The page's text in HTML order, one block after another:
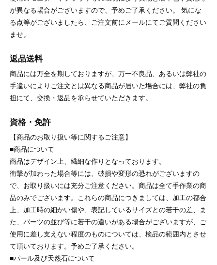
が異なる場合がございますので、予めご了承ください。 気にな
る点等がございましたら、ご注文前にメールにてご質問ください
ませ。
返品送料
商品には万全を期しておりますが、万一不良品、あるいは弊社の
手違いによりご注文とは異なる商品が届いた場合には、弊社の負
担にて、交換・返品を承らせていただきます。
資格・免許
【商品のお取り扱い等に関するご注意】
■商品について
商品はデザイン上、繊細な作りとなっております。
衝撃が加わった場合等には、破損や変形の恐れがございますの
で、お取り扱いには充分ご注意ください。商品は全て手作業の商
品のみでございます。これらの商品につきましては、加工の都合
上、加工時の細かい傷や、表記しているサイズとの若干の差、ま
た、パーツの並び等に若干の違いがある場合がございますが、ご
使用に差し支えない程度のものについては、検品の範囲内とさせ
て頂いております。予めご了承ください。
■パール及び天然石について